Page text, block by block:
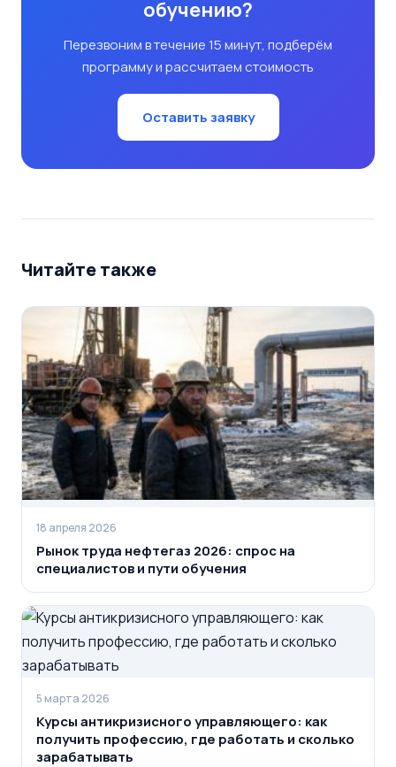
обучению?
Перезвоним в течение 15 минут, подберём
программу и рассчитаем стоимость
Оставить заявку
Читайте также
18 апреля 2026
Рынок труда нефтегаз 2026: спрос на
специалистов и пути обучения
5 марта 2026
Курсы антикризисного управляющего: как
получить профессию, где работать и сколько
зарабатывать